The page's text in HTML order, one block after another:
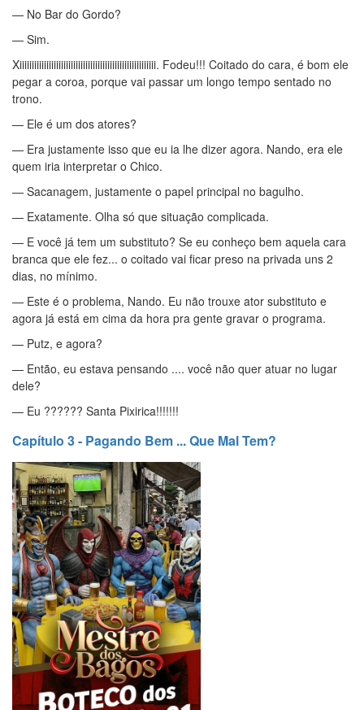
— No Bar do Gordo?
— Sim.
Xiiiiiiiiiiiiiiiiiiiiiiiiiiiiiiiiiiiiiiiiiiiiiiiiiiiiiiii. Fodeu!!! Coitado do cara, é bom ele
pegar a coroa, porque vai passar um longo tempo sentado no
trono.
— Ele é um dos atores?
— Era justamente isso que eu ia lhe dizer agora. Nando, era ele
quem iria interpretar o Chico.
— Sacanagem, justamente o papel principal no bagulho.
— Exatamente. Olha só que situação complicada.
— E você já tem um substituto? Se eu conheço bem aquela cara
branca que ele fez... o coitado vai ficar preso na privada uns 2
dias, no mínimo.
— Este é o problema, Nando. Eu não trouxe ator substituto e
agora já está em cima da hora pra gente gravar o programa.
— Putz, e agora?
— Então, eu estava pensando .... você não quer atuar no lugar
dele?
— Eu ?????? Santa Pixirica!!!!!!!
Capítulo 3 - Pagando Bem ... Que Mal Tem?